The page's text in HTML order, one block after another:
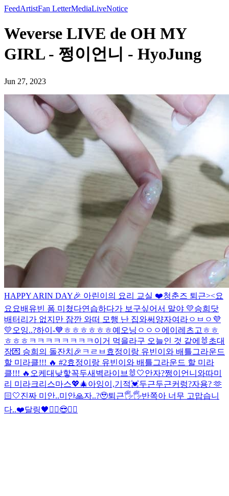
FeedArtistFan LetterMediaLiveNotice
Weverse LIVE de OH MY
GIRL - 쩡이언니 - HyoJung
Jun 27, 2023
HAPPY ARIN DAY🎉 아린이의 요리 교실 ❤️청춘즈 퇴근><요
요요배유빈 폼 미쳤다연습하다가 보구싶어서 말야 💛승희닷
배터리가 없지만 잠깐 와떠 모행 난 집와써 양자여라ㅇㅂㅇ 💜
💛 오잉..?하이-💙 ㅎㅎㅎㅎㅎㅎ예오닝 ㅇㅇㅇ 에이 레츠고 ㅎㅎ
ㅎㅎㅎ ㅋㅋㅋㅋㅋㅋㅋㅋ 이거 먹을라구 오늘인 것 같에🐰 초대
장💌 승희의 돌잔치🎉 ㅋㄹㅂ 효정이랑 유빈이와 배틀그라운드
할 미라클!!! 🔥 #2효정이랑 유빈이와 배틀그라운드 할 미라
클!!! 🔥 오케 대낮핳꼭두새벽라이브 🐰🤍안자?쩡이언니와따미
리 미라크리스마스💖🎄아잉이,기적💓두근두근커렁?자용? 🫶
🏻🤍진짜 미안..미안🙏자..?🥹퇴근🖐🖐반쪽아 너무 고맙습니
다..❤️달링🖤 ✌🏻😎✌🏻